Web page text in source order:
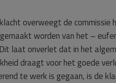
overweegt de
worden van het –
laat onverlet dat in het
draagt voor het goede
te werk is gegaan, is de